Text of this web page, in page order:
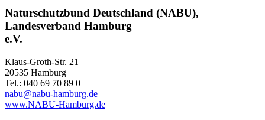
Naturschutzbund Deutschland (NABU),
Landesverband Hamburg
e.V.
Klaus-Groth-Str. 21
20535 Hamburg
Tel.: 040 69 70 89 0
nabu@nabu-hamburg.de
www.NABU-Hamburg.de